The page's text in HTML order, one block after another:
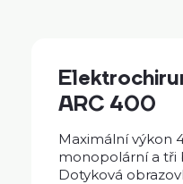
ARC 400
Maximální výkon
monopolární a tři
Dotyková